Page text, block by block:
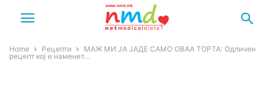
Home Рецепти
МАЖ МИ ЈА ЈАДЕ САМО ОВАА ТОРТА: Одличен
рецепт кој е наменет...